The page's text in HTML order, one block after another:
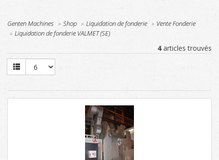
Genten Machines Shop Liquidation de fonderie
Vente Fonderie
Liquidation de fonderie VALMET (SE)
4articles trouvés